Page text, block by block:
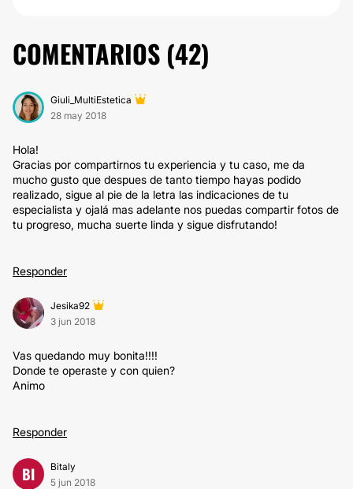
COMENTARIOS (42)
Giuli_MultiEstetica
28 may 2018
Hola!
Gracias por compartirnos tu experiencia y tu caso, me da
mucho gusto que despues de tanto tiempo hayas podido
realizado, sigue al pie de la letra las indicaciones de tu
especialista y ojalá mas adelante nos puedas compartir fotos de
tu progreso, mucha suerte linda y sigue disfrutando!
Responder
Jesika92
3 jun 2018
Vas quedando muy bonita!!!!
Donde te operaste y con quien?
Animo
Responder
BI
Bitaly
5 jun 2018